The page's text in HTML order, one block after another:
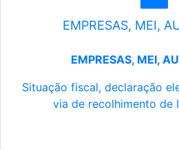
EMPRESAS, MEI,
EMPRESAS, MEI,
Situação fiscal, declaração
via de recolhimento de